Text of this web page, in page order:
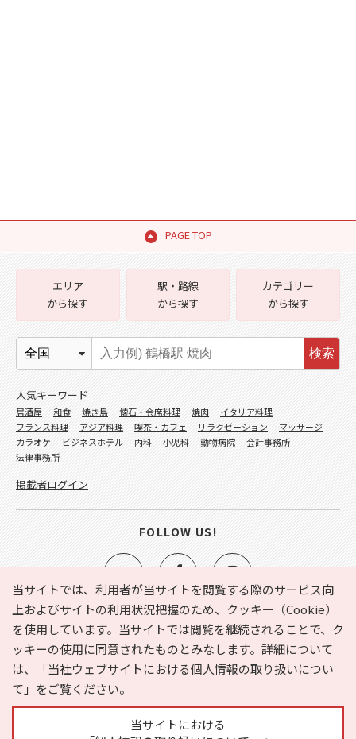
PAGE TOP
当サイトでは、利用者が当サイトを閲覧する際のサービス向
上およびサイトの利用状況把握のため、クッキー（Cookie）
を使用しています。当サイトでは閲覧を継続されることで、ク
ッキーの使用に同意されたものとみなします。詳細について
は、
「当社ウェブサイトにおける個人情報の取り扱いについ
て」 をご覧ください。
当サイトにおける
e-NAVITA（イーナビタ）とは？ お気に入り
ヘルプ
利用規約
個人情報の取り扱いについて
運営会社
サイトマップ
広告掲載に関するお問い合わせ
エリア
から探す
駅・路線
から探す
カテゴリー
から探す
検索
人気キーワード
居酒屋 和食 焼き鳥 懐石・会席料理 焼肉
イタリア料理
フランス料理
アジア料理 喫茶・カフェ リラクゼーション
マッサージ
カラオケ
ビジネスホテル 内科 小児科 動物病院
会計事務所
法律事務所
掲載者ログイン
FOLLOW US!